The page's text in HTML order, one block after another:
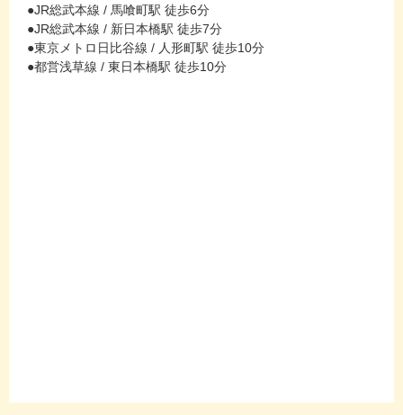
●JR総武本線 / 馬喰町駅 徒歩6分
●JR総武本線 / 新日本橋駅 徒歩7分
●東京メトロ日比谷線 / 人形町駅 徒歩10分
●都営浅草線 / 東日本橋駅 徒歩10分